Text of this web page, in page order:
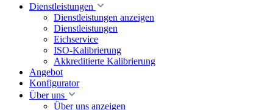
Dienstleistungen
Dienstleistungen anzeigen
Dienstleistungen
Eichservice
ISO-Kalibrierung
Akkreditierte Kalibrierung
Angebot
Konfigurator
Über uns
Über uns anzeigen